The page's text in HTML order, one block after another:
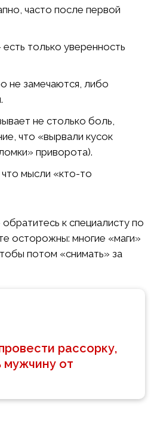
часто после первой
только уверенность
не замечаются, либо
не столько боль,
что «вырвали кусок
приворота).
мысли «кто-то
к специалисту по
осторожны: многие «маги»
потом «снимать» за
рассорку,
мужчину от